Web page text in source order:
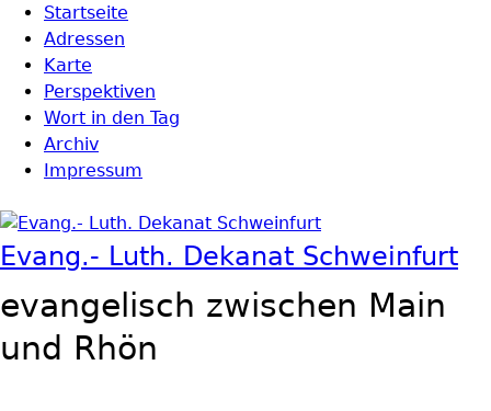
Direkt zum Inhalt
Hauptmenü
Startseite
Adressen
Karte
Perspektiven
Wort in den Tag
Archiv
Impressum
Evang.- Luth. Dekanat Schweinfurt
evangelisch zwischen Main
und Rhön